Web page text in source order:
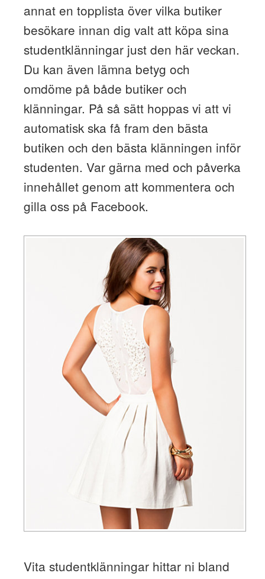
annat en topplista över vilka butiker
besökare innan dig valt att köpa sina
studentklänningar just den här veckan.
Du kan även lämna betyg och
omdöme på både butiker och
klänningar. På så sätt hoppas vi att vi
automatisk ska få fram den bästa
butiken och den bästa klänningen inför
studenten. Var gärna med och påverka
innehållet genom att kommentera och
gilla oss på Facebook.
Vita studentklänningar hittar ni bland